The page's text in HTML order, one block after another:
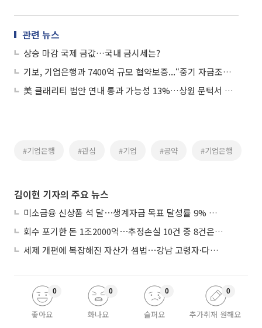
관련 뉴스
상승 마감 국제 금값…국내 금시세는?
기보, 기업은행과 7400억 규모 협약보증...“중기 자금조달 지원”
美 클래리티 법안 연내 통과 가능성 13%…상원 문턱서 제동
#기업은행 #관심 #기업 #공약 #기업은행
김이현 기자의 주요 뉴스
미소금융 신상품 석 달⋯생계자금 목표 달성률 9% 그쳐
회수 포기한 돈 1조2000억⋯추정손실 10건 중 8건은 기업대출
세제 개편에 복잡해진 자산가 셈법⋯강남 고령자·다주택자 ‘자산재편 고심’
좋아요
0
화나요
0
슬퍼요
0
추가취재 원해요
0